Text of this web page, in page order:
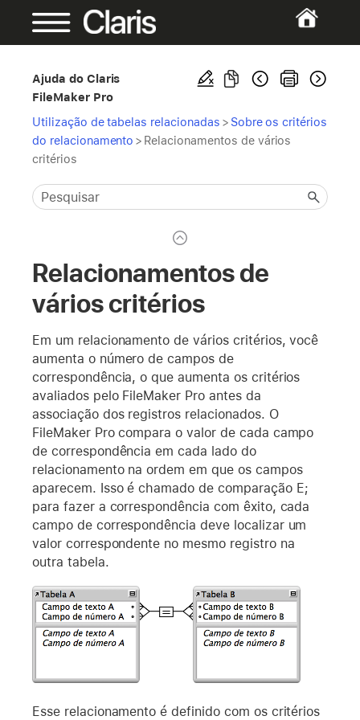
Ajuda do Claris
FileMaker Pro
Utilização de tabelas relacionadas > Sobre os critérios
do relacionamento > Relacionamentos de vários
critérios
Relacionamentos de
vários critérios
Em um relacionamento de vários critérios, você
aumenta o número de campos de
correspondência, o que aumenta os critérios
avaliados pelo FileMaker Pro antes da
associação dos registros relacionados. O
FileMaker Pro compara o valor de cada campo
de correspondência em cada lado do
relacionamento na ordem em que os campos
aparecem. Isso é chamado de comparação E;
para fazer a correspondência com êxito, cada
campo de correspondência deve localizar um
valor correspondente no mesmo registro na
outra tabela.
Esse relacionamento é definido com os critérios